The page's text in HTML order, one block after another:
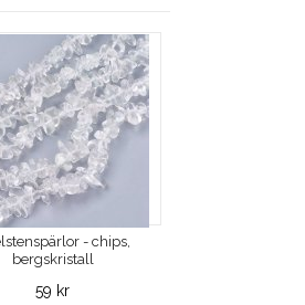
- chips,
bergskristall
59 kr